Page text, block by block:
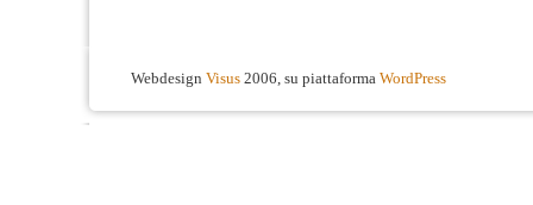
Webdesign Visus 2006, su piattaforma WordPress